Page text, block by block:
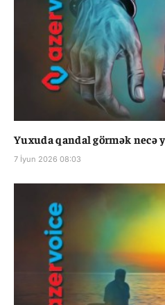
Yuxuda qandal görmək necə
7 İyun 2026 08:03